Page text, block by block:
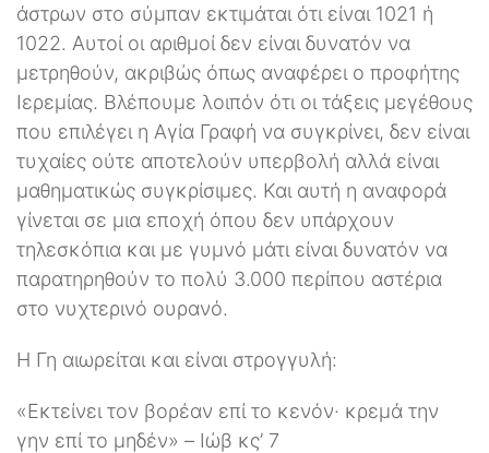
άστρων στο σύμπαν εκτιμάται ότι είναι 1021 ή
1022. Αυτοί οι αριθμοί δεν είναι δυνατόν να
μετρηθούν, ακριβώς όπως αναφέρει ο προφήτης
Ιερεμίας. Βλέπουμε λοιπόν ότι οι τάξεις μεγέθους
που επιλέγει η Αγία Γραφή να συγκρίνει, δεν είναι
τυχαίες ούτε αποτελούν υπερβολή αλλά είναι
μαθηματικώς συγκρίσιμες. Και αυτή η αναφορά
γίνεται σε μια εποχή όπου δεν υπάρχουν
τηλεσκόπια και με γυμνό μάτι είναι δυνατόν να
παρατηρηθούν το πολύ 3.000 περίπου αστέρια
στο νυχτερινό ουρανό.
Η Γη αιωρείται και είναι στρογγυλή:
«Εκτείνει τον βορέαν επί το κενόν· κρεμά την
γην επί το μηδέν» – Ιώβ κς’ 7